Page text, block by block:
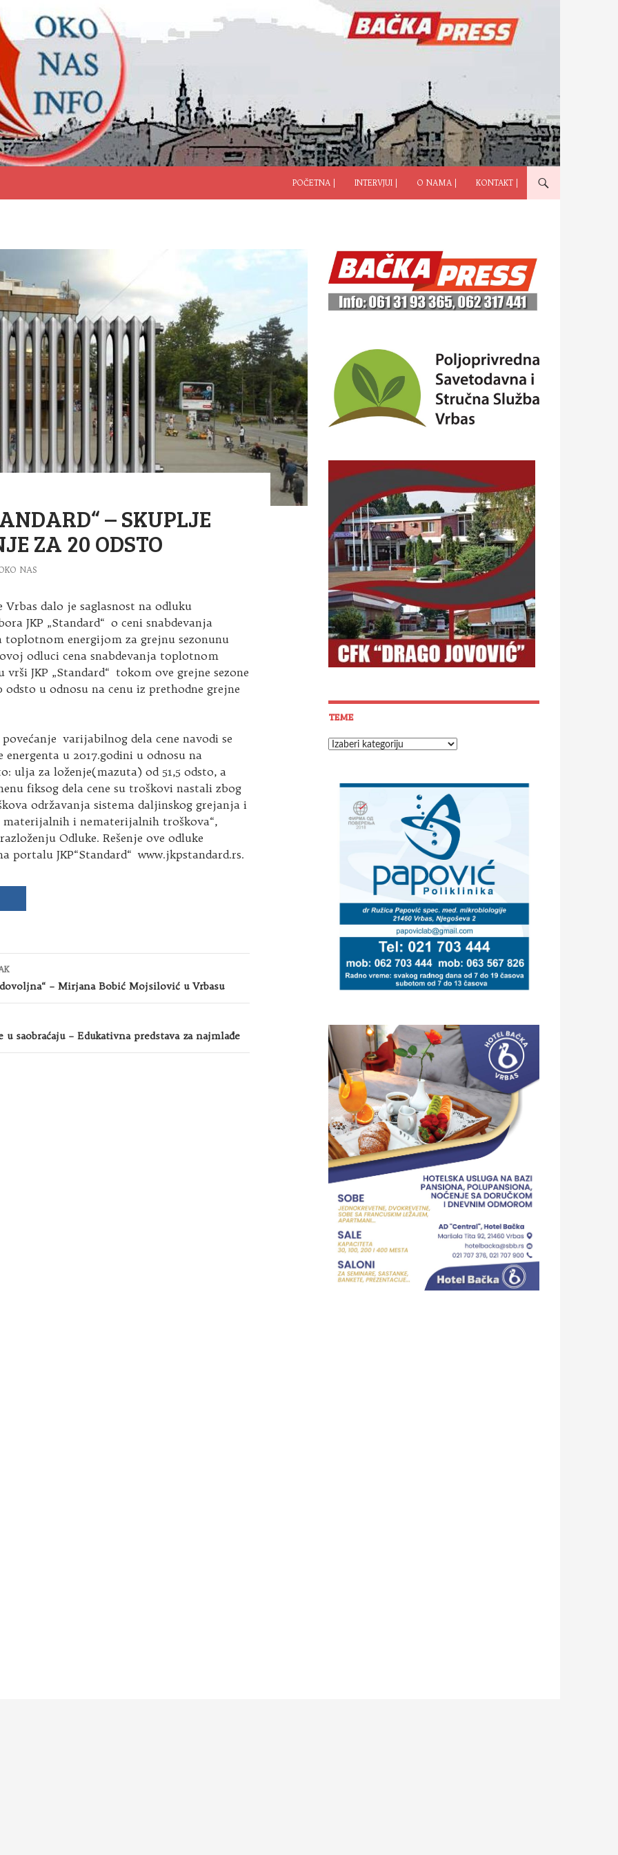
POČETNA |
INTERVJUI | O NAMA | KONTAKT |
– SKUPLJE
ZA 20 ODSTO
NAS
Vrbas dalo je saglasnost na odluku
JKP „Standard“ o ceni snabdevanja
toplotnom energijom za grejnu sezonunu
ovoj odluci cena snabdevanja toplotnom
JKP „Standard“ tokom ove grejne sezone
odsto u odnosu na cenu iz prethodne grejne
povećanje varijabilnog dela cene navodi se
energenta u 2017.godini u odnosu na
ulja za loženje(mazuta) od 51,5 odsto, a
fiksog dela cene su troškovi nastali zbog
održavanja sistema daljinskog grejanja i
i nematerijalnih troškova“,
Odluke. Rešenje ove odluke
portalu JKP“Standard“ www.jkpstandard.rs.
– Mirjana Bobić Mojsilović u Vrbasu
u saobraćaju – Edukativna predstava za najmlađe
TEME
Teme